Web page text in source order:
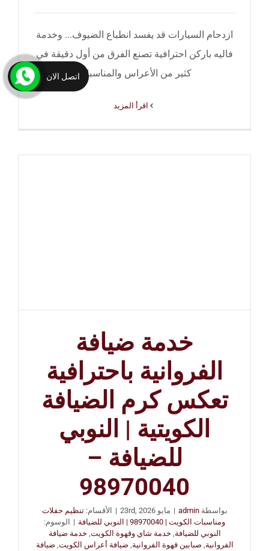
ازدحام السيارات قد يفسد انطباع الضيوف... وخدمة
فاليه باركن احترافية تصنع الفرق من أول دقيقة في
كثير من الأعراس والمناسبات
خدمة ضيافة
الفروانية باحترافية
تعكس كرم الضيافة
الكويتية | النوبي
للضيافة –
98970040
بواسطةadmin
| مايو 23rd, 2026 | الأقسام:تنظيم حفلات
ومناسبات الكويت | 98970040 | النوبي للضيافة
|
الوسوم:
النوبي للضيافة, خدمة شاي وقهوة الكويت, خدمة ضيافة
الفروانية, صبابين قهوة الفروانية, ضيافة أعراس الكويت, ضيافة
اتصل الان